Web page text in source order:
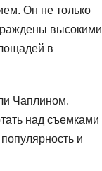
Он не только
высокими
в
Чаплином.
над съемками
и